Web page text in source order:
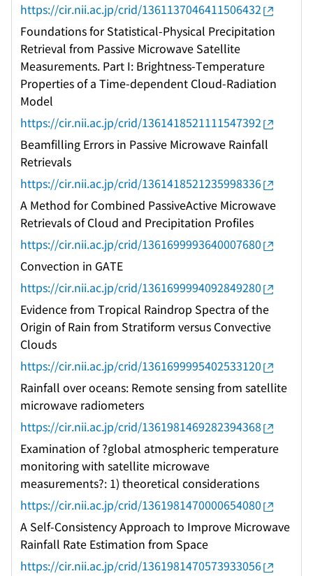
https://cir.nii.ac.jp/crid/1361137046411506432
Foundations for Statistical-Physical Precipitation
Retrieval from Passive Microwave Satellite
Measurements. Part I: Brightness-Temperature
Properties of a Time-dependent Cloud-Radiation
Model
https://cir.nii.ac.jp/crid/1361418521111547392
Beamfilling Errors in Passive Microwave Rainfall
Retrievals
https://cir.nii.ac.jp/crid/1361418521235998336
A Method for Combined PassiveActive Microwave
Retrievals of Cloud and Precipitation Profiles
https://cir.nii.ac.jp/crid/1361699993640007680
Convection in GATE
https://cir.nii.ac.jp/crid/1361699994092849280
Evidence from Tropical Raindrop Spectra of the
Origin of Rain from Stratiform versus Convective
Clouds
https://cir.nii.ac.jp/crid/1361699995402533120
Rainfall over oceans: Remote sensing from satellite
microwave radiometers
https://cir.nii.ac.jp/crid/1361981469282394368
Examination of ?global atmospheric temperature
monitoring with satellite microwave
measurements?: 1) theoretical considerations
https://cir.nii.ac.jp/crid/1361981470000654080
A Self-Consistency Approach to Improve Microwave
Rainfall Rate Estimation from Space
https://cir.nii.ac.jp/crid/1361981470573933056